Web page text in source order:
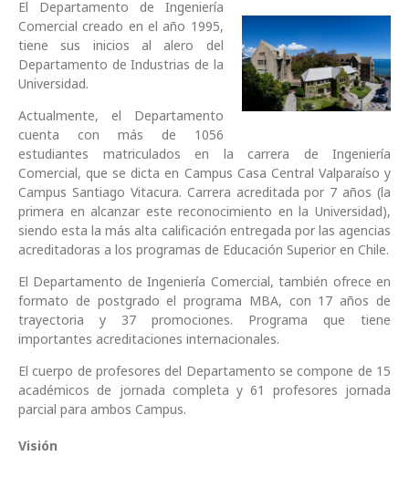
El Departamento de Ingeniería
Comercial creado en el año 1995,
tiene sus inicios al alero del
Departamento de Industrias de la
Universidad.
Actualmente, el Departamento
cuenta con más de 1056
estudiantes matriculados en la carrera de Ingeniería
Comercial, que se dicta en Campus Casa Central Valparaíso y
Campus Santiago Vitacura. Carrera acreditada por 7 años (la
primera en alcanzar este reconocimiento en la Universidad),
siendo esta la más alta calificación entregada por las agencias
acreditadoras a los programas de Educación Superior en Chile.
El Departamento de Ingeniería Comercial, también ofrece en
formato de postgrado el programa MBA, con 17 años de
trayectoria y 37 promociones. Programa que tiene
importantes acreditaciones internacionales.
El cuerpo de profesores del Departamento se compone de 15
académicos de jornada completa y 61 profesores jornada
parcial para ambos Campus.
Visión